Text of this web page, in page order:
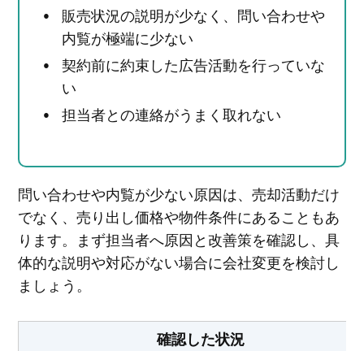
販売状況の説明が少なく、問い合わせや
内覧が極端に少ない
契約前に約束した広告活動を行っていな
い
担当者との連絡がうまく取れない
問い合わせや内覧が少ない原因は、売却活動だけ
でなく、売り出し価格や物件条件にあることもあ
ります。まず担当者へ原因と改善策を確認し、具
体的な説明や対応がない場合に会社変更を検討し
ましょう。
確認した状況